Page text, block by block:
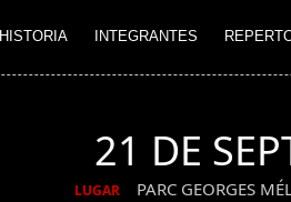
HISTORIA INTEGRANTES
21 DE
LUGAR PARC GEORGES